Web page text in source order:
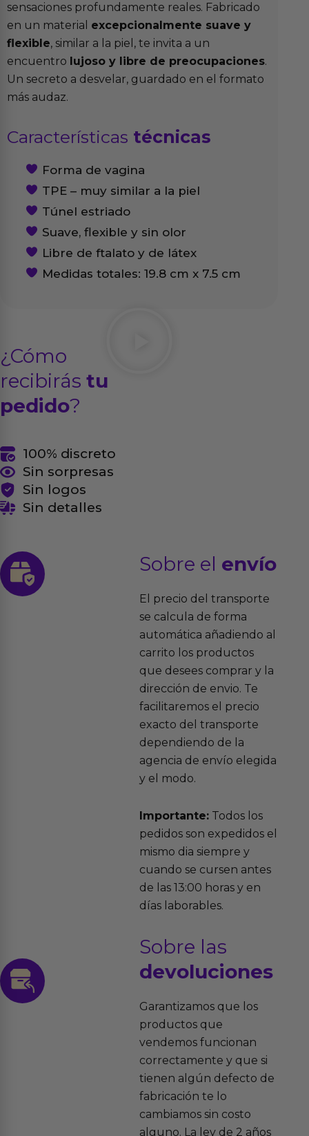
sensaciones profundamente reales. Fabricado
en un material excepcionalmente suave y
flexible, similar a la piel, te invita a un
encuentro lujoso y libre de preocupaciones.
Un secreto a desvelar, guardado en el formato
más audaz.
Características técnicas
Forma de vagina
TPE – muy similar a la piel
Túnel estriado
Suave, flexible y sin olor
Libre de ftalato y de látex
Medidas totales: 19.8 cm x 7.5 cm
¿Cómo
recibirás tu
pedido?
100% discreto
Sin sorpresas
Sin logos
Sin detalles
Sobre el envío
El precio del transporte
se calcula de forma
automática añadiendo al
carrito los productos
que desees comprar y la
dirección de envio. Te
facilitaremos el precio
exacto del transporte
dependiendo de la
agencia de envío elegida
y el modo.
Importante:Todos los
pedidos son expedidos el
mismo dia siempre y
cuando se cursen antes
de las 13:00 horas y en
días laborables.
Sobre las
devoluciones
Garantizamos que los
productos que
vendemos funcionan
correctamente y que si
tienen algún defecto de
fabricación te lo
cambiamos sin costo
alguno. La ley de 2 años